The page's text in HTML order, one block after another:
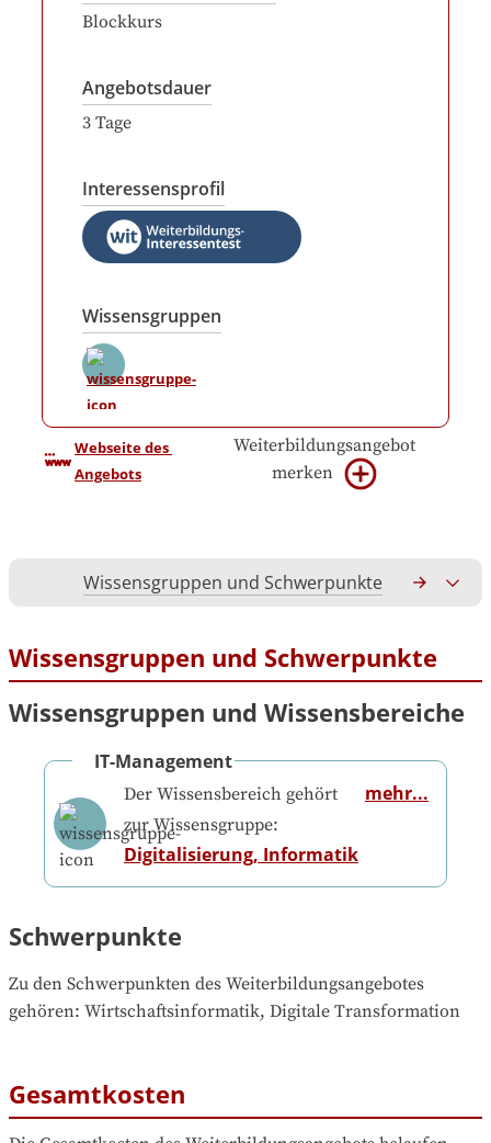
Blockkurs
Angebotsdauer
3 Tage
Interessensprofil
Wissensgruppen
Webseite des
Angebots
Weiterbildungsangebot
merken
Wissensgruppen und Schwerpunkte
Wissensgruppen und Schwerpunkte
Wissensgruppen und Wissensbereiche
IT-Management
Der Wissensbereich gehört
zur Wissensgruppe:
Digitalisierung, Informatik
mehr...
Schwerpunkte
Zu den Schwerpunkten des Weiterbildungsangebotes
gehören: Wirtschaftsinformatik, Digitale Transformation
Gesamtkosten